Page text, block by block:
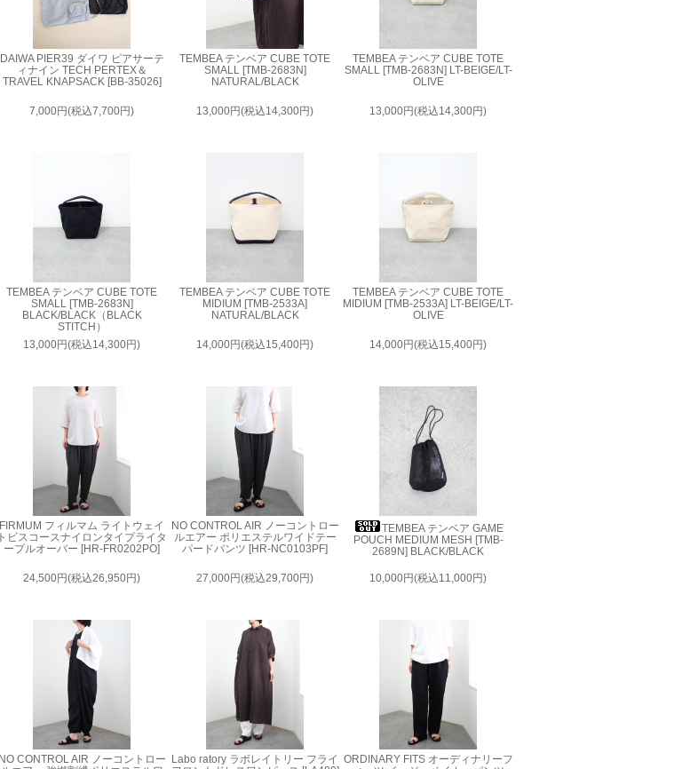
DAIWA PIER39 ダイワ ピアサーテ
ィナイン TECH PERTEX＆
TRAVEL KNAPSACK [BB-35026]
7,000円(税込7,700円)
TEMBEA テンベア CUBE TOTE
SMALL [TMB-2683N]
NATURAL/BLACK
13,000円(税込14,300円)
TEMBEA テンベア CUBE TOTE
SMALL [TMB-2683N] LT-BEIGE/LT-
OLIVE
13,000円(税込14,300円)
TEMBEA テンベア CUBE TOTE
SMALL [TMB-2683N]
BLACK/BLACK（BLACK
STITCH）
13,000円(税込14,300円)
TEMBEA テンベア CUBE TOTE
MIDIUM [TMB-2533A]
NATURAL/BLACK
14,000円(税込15,400円)
TEMBEA テンベア CUBE TOTE
MIDIUM [TMB-2533A] LT-BEIGE/LT-
OLIVE
14,000円(税込15,400円)
FIRMUM フィルマム ライトウェイ
トビスコースナイロンタイプライタ
ープルオーバー [HR-FR0202PO]
24,500円(税込26,950円)
NO CONTROL AIR ノーコントロー
ルエアー ポリエステルワイドテー
パードパンツ [HR-NC0103PF]
27,000円(税込29,700円)
TEMBEA テンベア GAME
POUCH MEDIUM MESH [TMB-
2689N] BLACK/BLACK
10,000円(税込11,000円)
NO CONTROL AIR ノーコントロー
Labo ratory ラボレイトリー フライ ORDINARY FITS オーディナリーフ